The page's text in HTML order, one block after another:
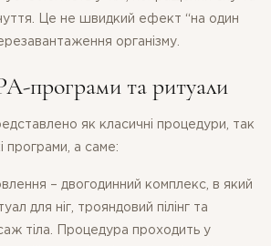
Це не швидкий ефект “на один
організму.
програми та ритуали
як класичні процедури, так
програми, а саме:
– двогодинний комплекс, в який
для ніг, трояндовий пілінг та
тіла. Процедура проходить у